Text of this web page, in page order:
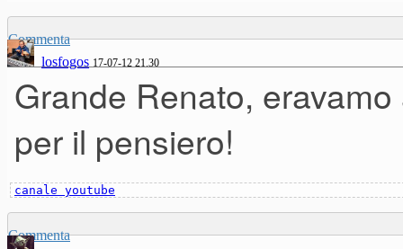
Commenta
losfogos 17-07-12 21.30
Grande Renato,
per il pensiero!
canale youtube
Commenta